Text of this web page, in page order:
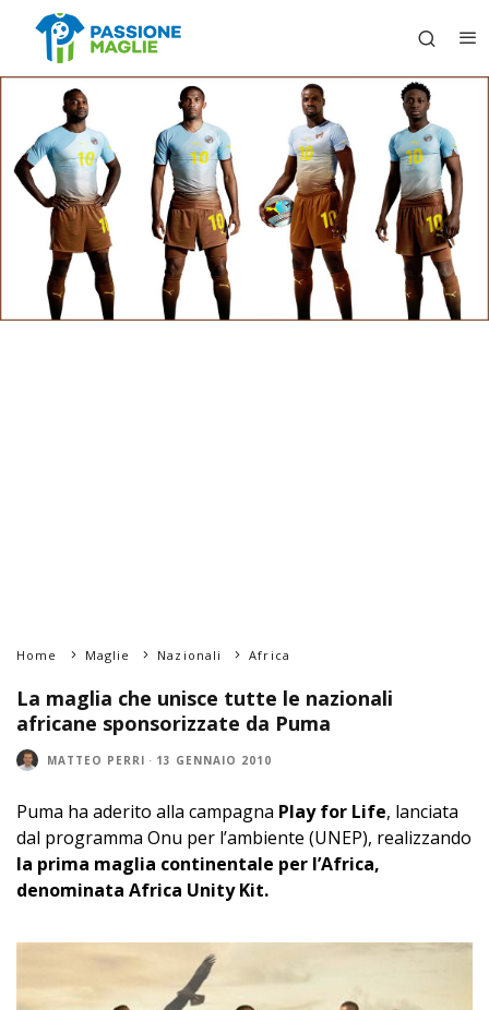
Home Maglie Nazionali Africa
La maglia che unisce tutte le nazionali
africane sponsorizzate da Puma
MATTEO PERRI · 13 GENNAIO 2010
Puma ha aderito alla campagna Play for Life, lanciata
dal programma Onu per l’ambiente (UNEP), realizzando
la prima maglia continentale per l’Africa,
denominata Africa Unity Kit.